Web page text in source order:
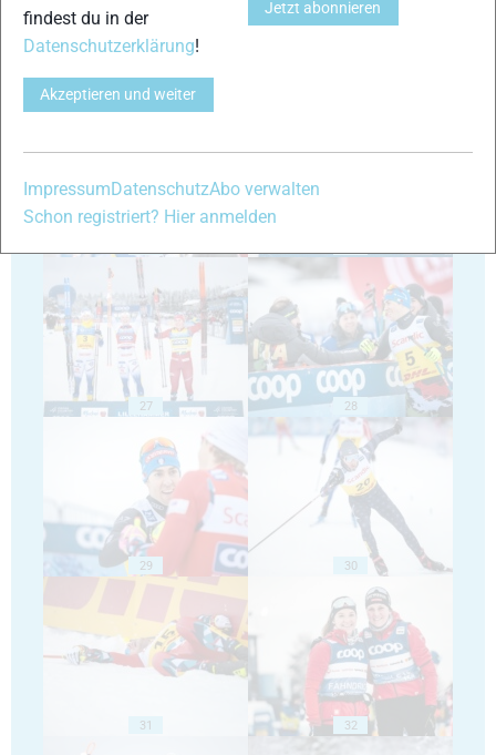
23
27 28
29 30
31 32
findest du in der
Datenschutzerklärung!
Akzeptieren und weiter
Jetzt abonnieren
ImpressumDatenschutzAbo verwalten
Schon registriert? Hier anmelden